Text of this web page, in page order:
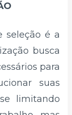
seleção é a
busca
para
suas
limitando